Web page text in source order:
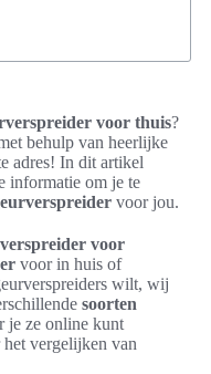
voor thuis?
behulp van heerlijke
adres! In dit artikel
informatie om je te
voor jou.
voor
voor in huis of
wilt, wij
soorten
je ze online kunt
vergelijken van